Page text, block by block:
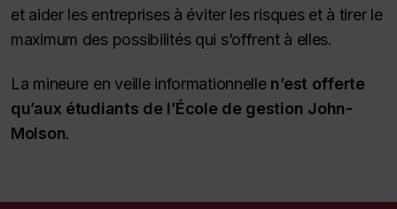
et aider les entreprises à éviter les risques et à tirer le
maximum des possibilités qui s’offrent à elles.
La mineure en veille informationnelle n’est offerte
qu’aux étudiants de l’École de gestion John-
Molson.